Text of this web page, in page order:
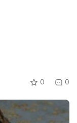
0 0